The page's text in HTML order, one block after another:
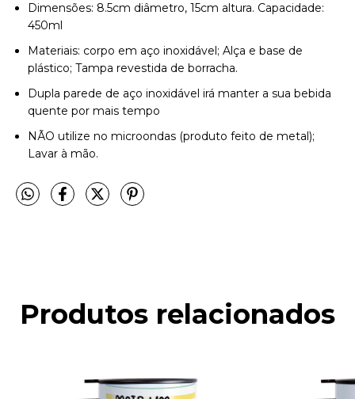
Dimensões: 8.5cm diâmetro, 15cm altura. Capacidade:
450ml
Materiais: corpo em aço inoxidável; Alça e base de
plástico; Tampa revestida de borracha.
Dupla parede de aço inoxidável irá manter a sua bebida
quente por mais tempo
NÃO utilize no microondas (produto feito de metal);
Lavar à mão.
Produtos relacionados